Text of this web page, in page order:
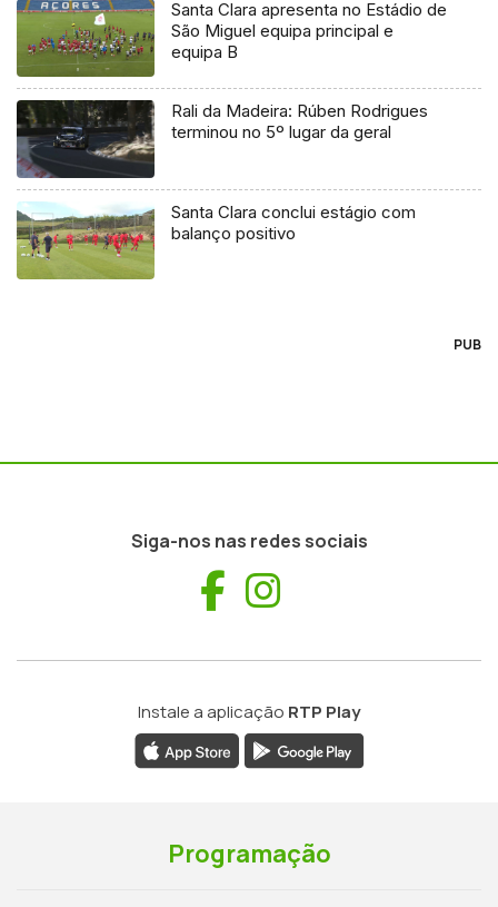
Santa Clara apresenta no Estádio de
São Miguel equipa principal e
equipa B
Rali da Madeira: Rúben Rodrigues
terminou no 5º lugar da geral
Santa Clara conclui estágio com
balanço positivo
PUB
Siga-nos nas redes sociais
Facebook
Instale a aplicação RTP Play
Programação